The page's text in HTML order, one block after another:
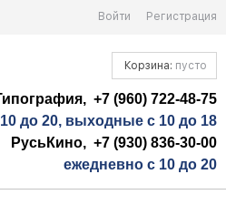
Войти Регистрация
Корзина: пусто
+7 (960) 722-48-75
до 20, выходные с 10 до 18
РусьКино, +7 (930) 836-30-00
ежедневно с 10 до 20